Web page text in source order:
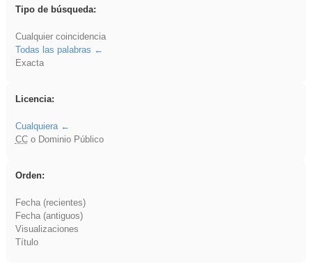
Tipo de búsqueda:
Cualquier coincidencia
Todas las palabras
Exacta
Licencia:
Cualquiera
CCo Dominio Público
Orden:
Fecha (recientes)
Fecha (antiguos)
Visualizaciones
Título